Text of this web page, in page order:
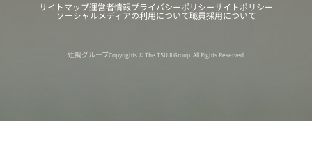
サイトマップ運営者情報プライバシーポリシーサイトポリシー
ソーシャルメディアの利用について職員採用について
辻調グループCopyrights © The TSUJI Group. All Rights Reserved.